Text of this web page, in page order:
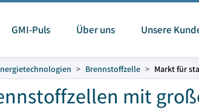
GMI-Puls Über uns Unsere
Brennstoffzelle Markt für
mit